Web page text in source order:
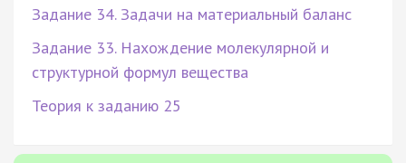
Задание 34. Задачи на материальный баланс
Задание 33. Нахождение молекулярной и
структурной формул вещества
Теория к заданию 25